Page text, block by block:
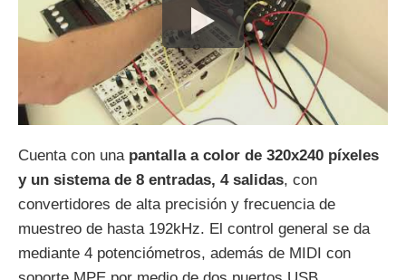
Cuenta con una pantalla a color de 320x240 píxeles
y un sistema de 8 entradas, 4 salidas, con
convertidores de alta precisión y frecuencia de
muestreo de hasta 192kHz. El control general se da
mediante 4 potenciómetros, además de MIDI con